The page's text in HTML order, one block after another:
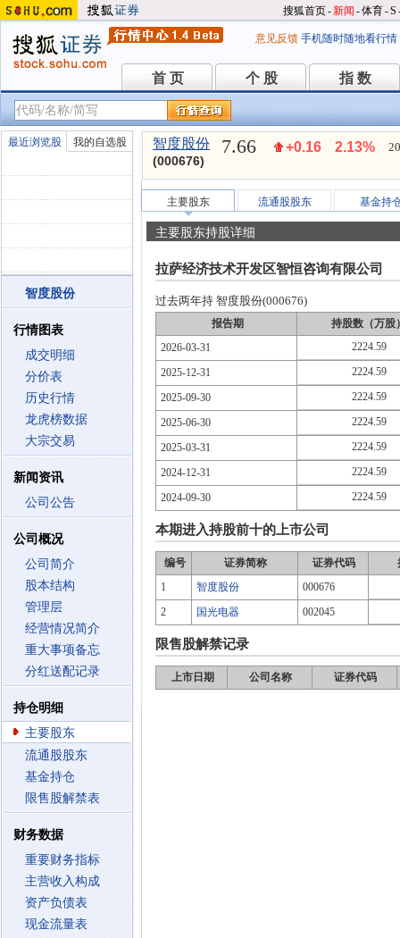
搜狐首页-新闻 -体育-S
意见反馈 手机随时随地看行情
首 页
首 页 个 股
个 股 指 数
指 数
最近浏览股 我的自选股
智度股份
行情图表
成交明细
分价表
历史行情
龙虎榜数据
大宗交易
新闻资讯
公司公告
公司概况
公司简介
股本结构
管理层
经营情况简介
重大事项备忘
分红送配记录
持仓明细
主要股东
流通股股东
基金持仓
限售股解禁表
财务数据
重要财务指标
主营收入构成
资产负债表
现金流量表
智度股份
(000676)
7.66 +0.16 2.13%
主要股东 流通股股东 基金持
主要股东持股详细
拉萨经济技术开发区智恒咨询有限公司
过去两年持 智度股份(000676)
报告期
持股数（万股
2026-03-31
2224.59
2025-12-31 2224.59
2025-09-30 2224.59
2025-06-30 2224.59
2025-03-31 2224.59
2024-12-31 2224.59
2024-09-30 2224.59
本期进入持股前十的上市公司
编号 证券简称 证券代码
1
智度股份
000676
2
国光电器 002045
限售股解禁记录
上市日期 公司名称 证券代码